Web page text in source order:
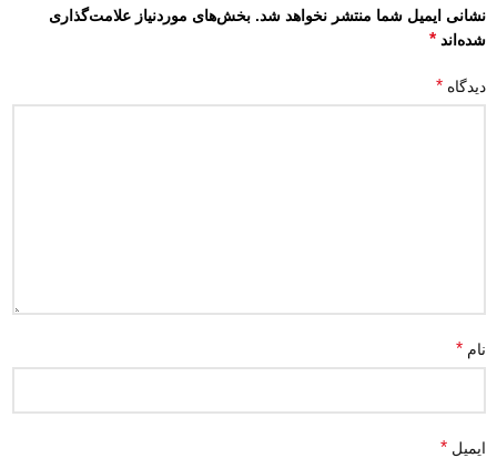
نشانی ایمیل شما منتشر نخواهد شد. بخش‌های موردنیاز علامت‌گذاری
شده‌اند*
دیدگاه*
نام*
ایمیل*